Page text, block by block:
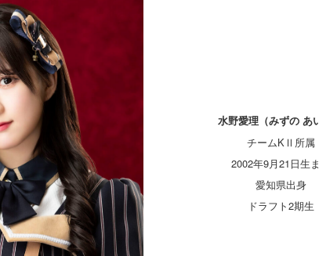
水野愛理（みずの あ
チームKⅡ所属
2002年9月21日生
愛知県出身
ドラフト2期生